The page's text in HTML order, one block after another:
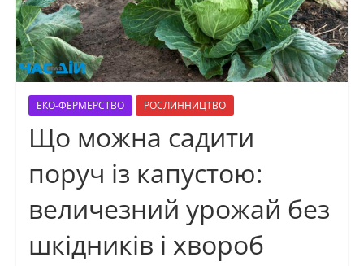
ЕКО-ФЕРМЕРСТВО РОСЛИННИЦТВО
Що можна садити
поруч із капустою:
величезний урожай без
шкідників і хвороб